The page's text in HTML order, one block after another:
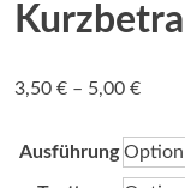
3,50 € – 5,00 €
bis
5,00
Ausführung